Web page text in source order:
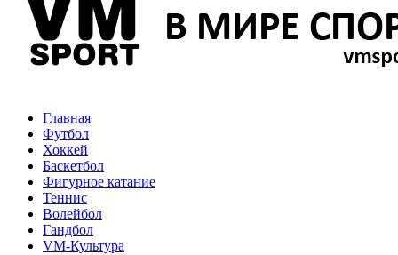
Главная
Футбол
Хоккей
Баскетбол
Фигурное катание
Теннис
Волейбол
Гандбол
VM-Культура